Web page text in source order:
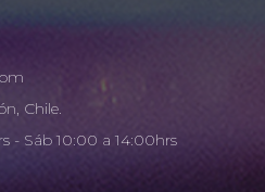
Chile.
- Sáb 10:00 a 14:00hrs